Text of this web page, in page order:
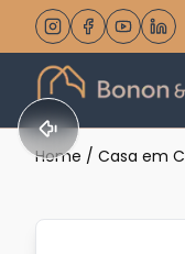
Home / Casa em